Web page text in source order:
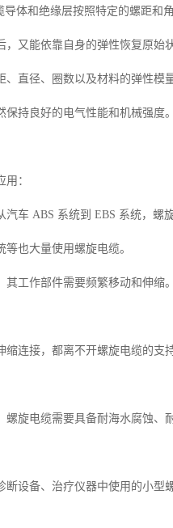
体和绝缘层按照特定的螺距
又能依靠自身的弹性恢复原始状
直径、圈数以及材料的弹性
持良好的电气性能和机械强度。
：
车 ABS 系统到 EBS 系统，
也大量使用螺旋电缆。
其工作部件需要频繁移动和伸
缩连接，都离不开螺旋电缆的
螺旋电缆需要具备耐海水腐蚀
设备、治疗仪器中使用的小型